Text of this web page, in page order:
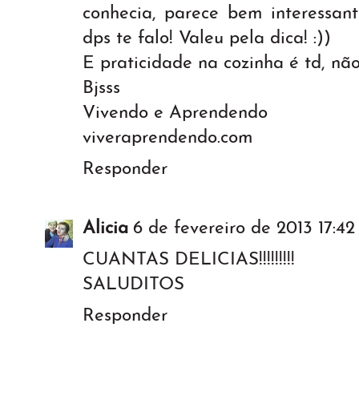
conhecia, parece bem
dps te falo! Valeu pela dica! :))
E praticidade na cozinha é td,
Bjsss
Vivendo e Aprendendo
viveraprendendo.com
Responder
Alicia 6 de fevereiro de 2013 17:42
CUANTAS DELICIAS!!!!!!!!!
SALUDITOS
Responder